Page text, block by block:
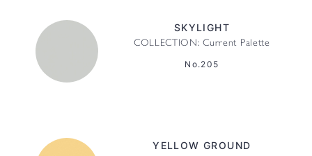
SKYLIGHT
COLLECTION: Current Palette
No.205
YELLOW GROUND